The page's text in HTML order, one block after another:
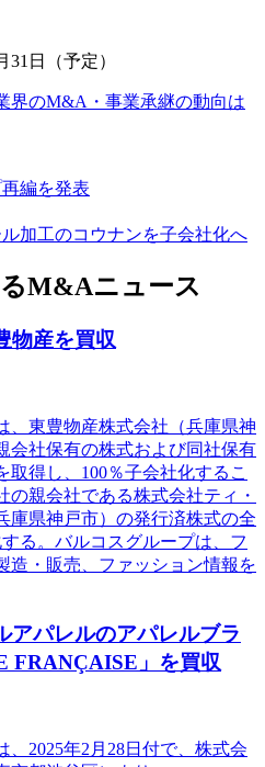
31日（予定）
界のM&A・事業承継の動向は
編を発表
加工のコウナンを子会社化へ
M&Aニュース
物産を買収
、東豊物産株式会社（兵庫県神
会社保有の株式および同社保有
得し、100％子会社化するこ
の親会社である株式会社ティ・
庫県神戸市）の発行済株式の全
る。バルコスグループは、フ
造・販売、ファッション情報を
アパレルのアパレルブラ
FRANÇAISE」を買収
、2025年2月28日付で、株式会